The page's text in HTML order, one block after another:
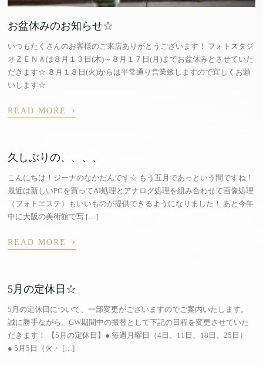
お盆休みのお知らせ☆
いつもたくさんのお客様のご来店ありがとうございます！ フォトスタジ
オＺＥＮＡは８月１３日(木)～８月１７日(月)までお盆休みとさせていた
だきます☆ ８月１８日(火)からは平常通り営業致しますので宜しくお願
いします☆
READ MORE ›
久しぶりの、、、、
こんにちは！ジーナのなかだんです☆ もう五月であっという間ですね！
最近は新しいPCを買ってAI処理とアナログ処理を組み合わせて画像処理
（フォトエステ）もいいものが提供できるようになりました！ あと今年
中に大阪の美術館で写 […]
READ MORE ›
5月の定休日☆
5月の定休日について、一部変更がございますのでご案内いたします。
誠に勝手ながら、GW期間中の振替として下記の日程を変更させていた
だきます！ 【5月の定休日】● 毎週月曜日（4日、11日、18日、25日）
● 5月5日（火・ […]